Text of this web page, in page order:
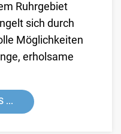
Ruhrgebiet
sich durch
Möglichkeiten
erholsame
...